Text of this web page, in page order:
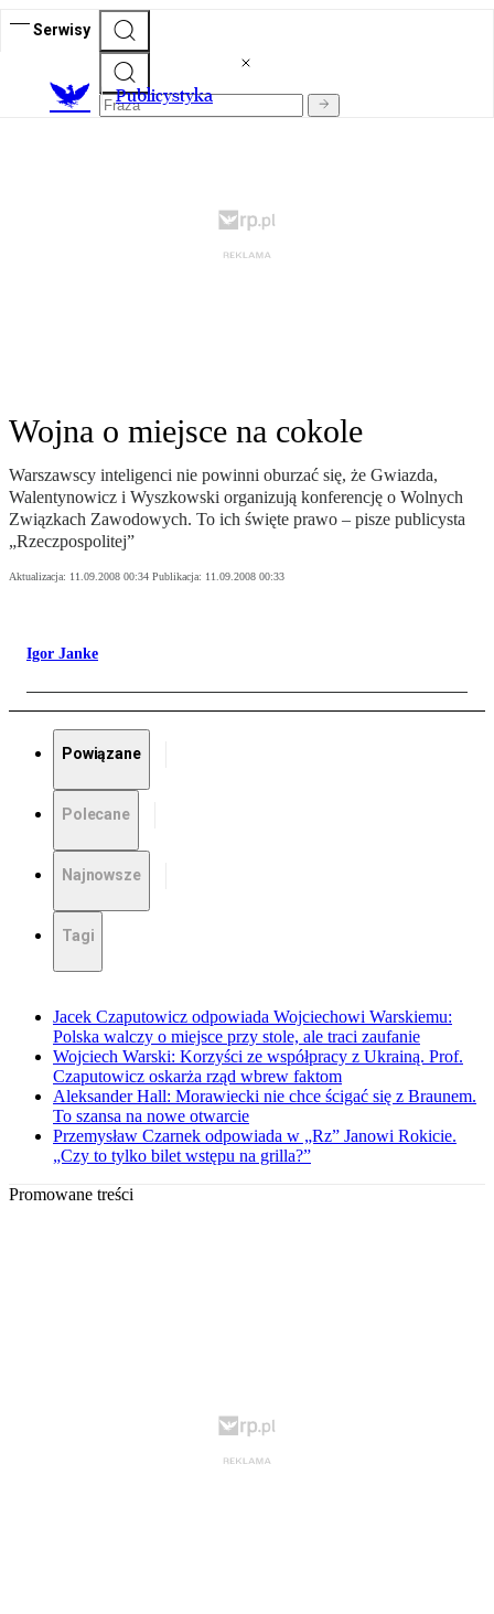
Serwisy
Publicystyka
Wojna o miejsce na cokole
Warszawscy inteligenci nie powinni oburzać się, że Gwiazda,
Walentynowicz i Wyszkowski organizują konferencję o Wolnych
Związkach Zawodowych. To ich święte prawo – pisze publicysta
„Rzeczpospolitej”
Aktualizacja: 11.09.2008 00:34 Publikacja: 11.09.2008 00:33
Igor Janke
Powiązane
Polecane
Najnowsze
Tagi
Jacek Czaputowicz odpowiada Wojciechowi Warskiemu:
Polska walczy o miejsce przy stole, ale traci zaufanie
Wojciech Warski: Korzyści ze współpracy z Ukrainą. Prof.
Czaputowicz oskarża rząd wbrew faktom
Aleksander Hall: Morawiecki nie chce ścigać się z Braunem.
To szansa na nowe otwarcie
Przemysław Czarnek odpowiada w „Rz” Janowi Rokicie.
„Czy to tylko bilet wstępu na grilla?”
Promowane treści